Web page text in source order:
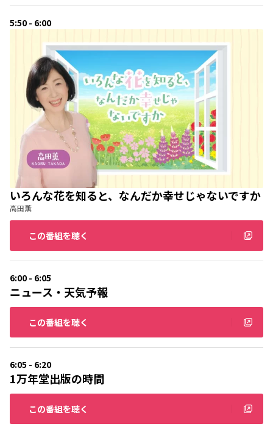
5:50 - 6:00
いろんな花を知ると、なんだか幸せじゃないですか
高田薫
この番組を聴く
6:00 - 6:05
ニュース・天気予報
この番組を聴く
6:05 - 6:20
1万年堂出版の時間
この番組を聴く